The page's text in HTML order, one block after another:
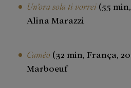
Un’ora sola ti vorrei (55
Alina Marazzi
Caméo (32 min, França,
Marboeuf